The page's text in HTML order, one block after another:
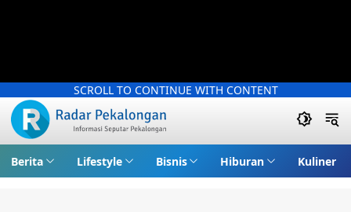
SCROLL TO CONTINUE WITH CONTENT
Berita Lifestyle Bisnis Hiburan Kuliner